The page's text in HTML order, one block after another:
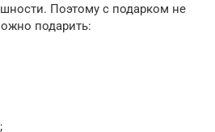
Поэтому с подарком не
подарить: